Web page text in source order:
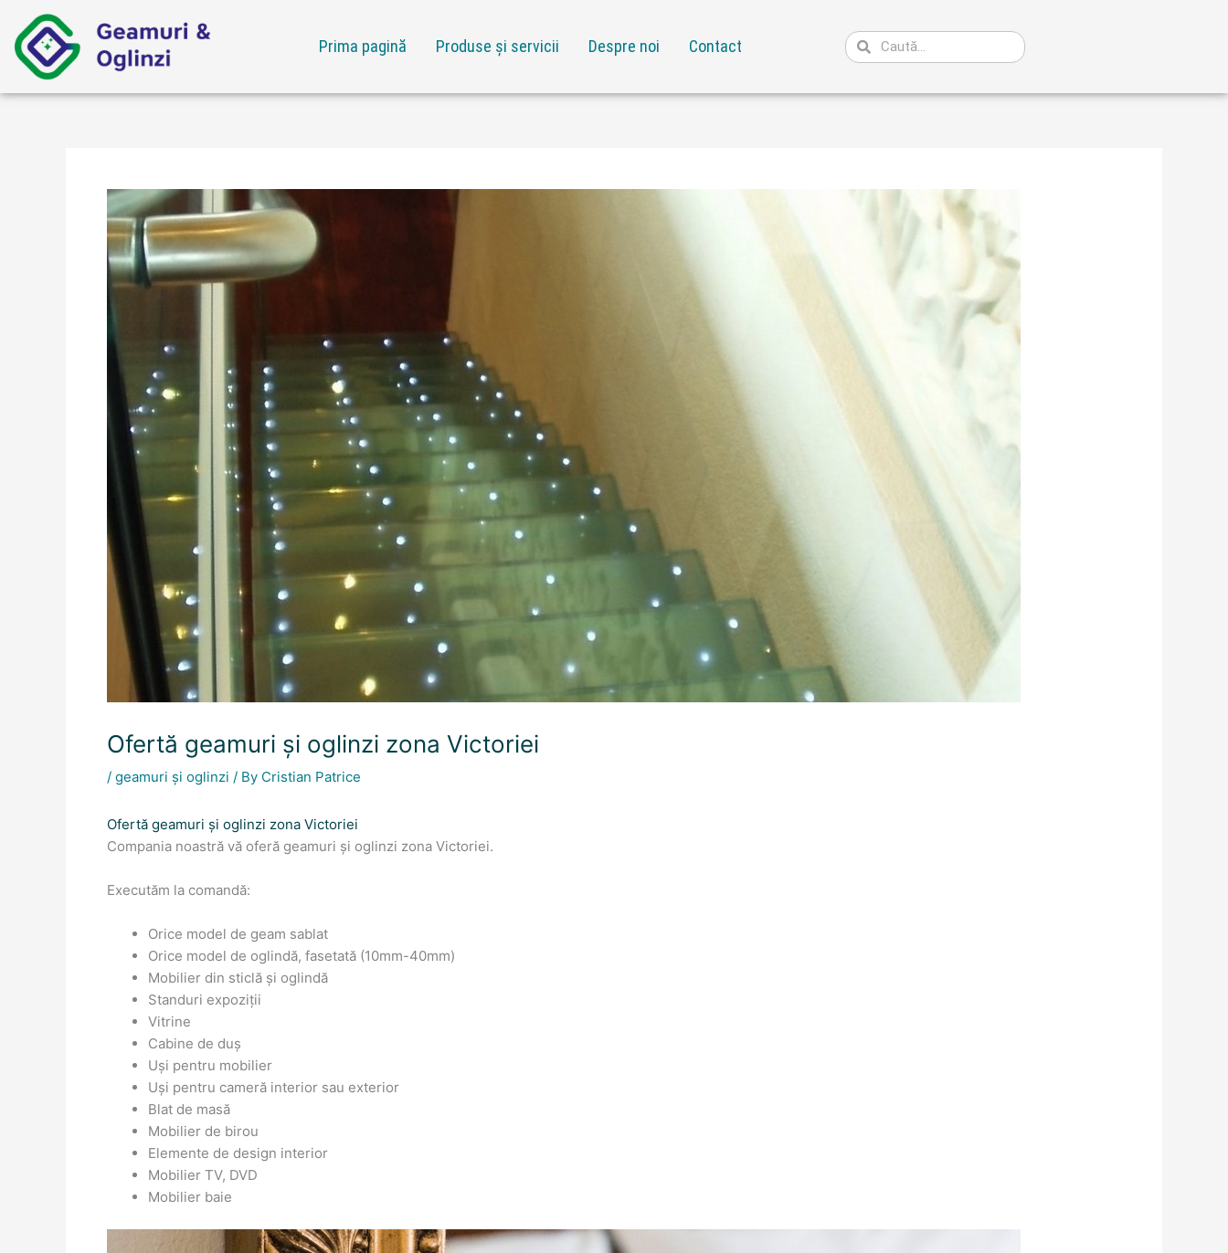
content
Prima pagină Produse și servicii Despre noi Contact Caută
Ofertă geamuri și oglinzi zona Victoriei
/ geamuri și oglinzi / By Cristian Patrice
Ofertă geamuri și oglinzi zona Victoriei
Compania noastră vă oferă geamuri și oglinzi zona Victoriei.
Executăm la comandă:
Orice model de geam sablat
Orice model de oglindă, fasetată (10mm-40mm)
Mobilier din sticlă și oglindă
Standuri expoziții
Vitrine
Cabine de duș
Uși pentru mobilier
Uși pentru cameră interior sau exterior
Blat de masă
Mobilier de birou
Elemente de design interior
Mobilier TV, DVD
Mobilier baie